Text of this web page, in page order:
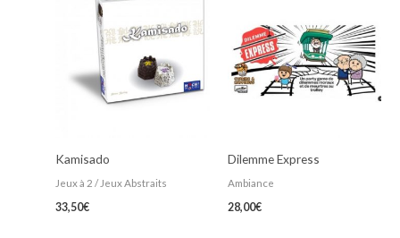
Kamisado
Jeux à 2 / Jeux Abstraits
33,50€
Dilemme Express
Ambiance
28,00€